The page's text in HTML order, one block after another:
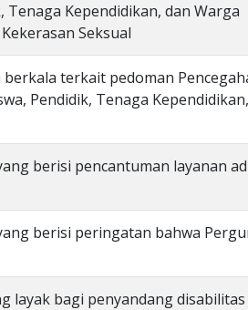
Kependidikan, dan Warga
Seksual
terkait pedoman
Pendidik, Tenaga Kependidikan,
berisi pencantuman layanan
berisi peringatan bahwa
layak bagi penyandang